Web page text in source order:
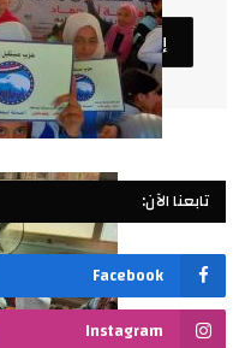
تابعنا الآن:
Facebook
Instagram